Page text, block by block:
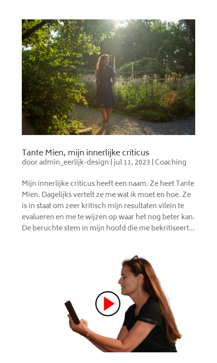
Tante Mien, mijn innerlijke criticus
dooradmin_eerlijk-design |jul 11, 2023 |Coaching
Mijn innerlijke criticus heeft een naam. Ze heet Tante
Mien. Dagelijks vertelt ze me wat ik moet en hoe. Ze
is in staat om zeer kritisch mijn resultaten vilein te
evalueren en me te wijzen op waar het nog beter kan.
De beruchte stem in mijn hoofd die me bekritiseert...